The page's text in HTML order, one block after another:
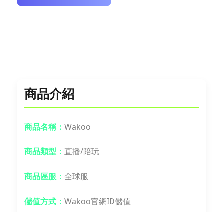
商品介紹
商品名稱：Wakoo
商品類型： 直播/陪玩
商品區服：全球服
儲值方式：Wakoo官網ID儲值